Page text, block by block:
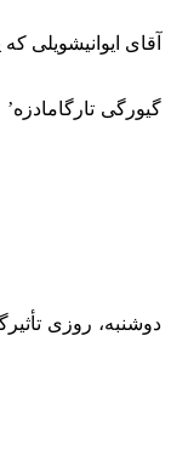
آقای ایوانیشویلی
‘گیورگی
دوشنبه، روزی